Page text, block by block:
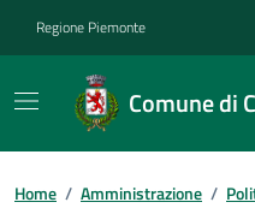
Regione Piemonte
Comune di
Home / Amministrazione /